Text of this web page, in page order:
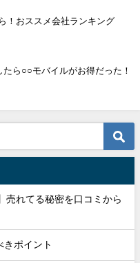
！おススメ会社ランキング
ら○○モバイルがお得だった！
売れてる秘密を口コミから
きポイント